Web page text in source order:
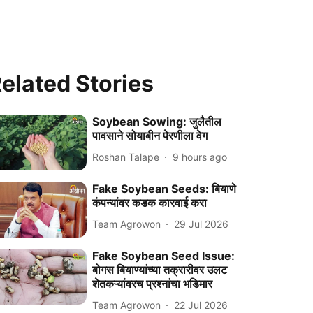
Stories
Soybean Sowing: जुलैतील
पावसाने सोयाबीन पेरणीला वेग
Roshan Talape 9 hours ago
Fake Soybean Seeds: बियाणे
कंपन्यांवर कडक कारवाई करा
Team Agrowon 29 Jul 2026
Fake Soybean Seed Issue:
बोगस बियाण्यांच्या तक्रारीवर उलट
शेतकऱ्यांवरच प्रश्नांचा भडिमार
Team Agrowon 22 Jul 2026